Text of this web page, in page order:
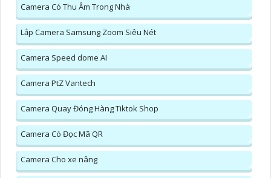
Camera Có Thu Âm Trong Nhà
Lắp Camera Samsung Zoom Siêu Nét
Camera Speed dome AI
Camera PtZ Vantech
Camera Quay Đóng Hàng Tiktok Shop
Camera Có Đọc Mã QR
Camera Cho xe nâng